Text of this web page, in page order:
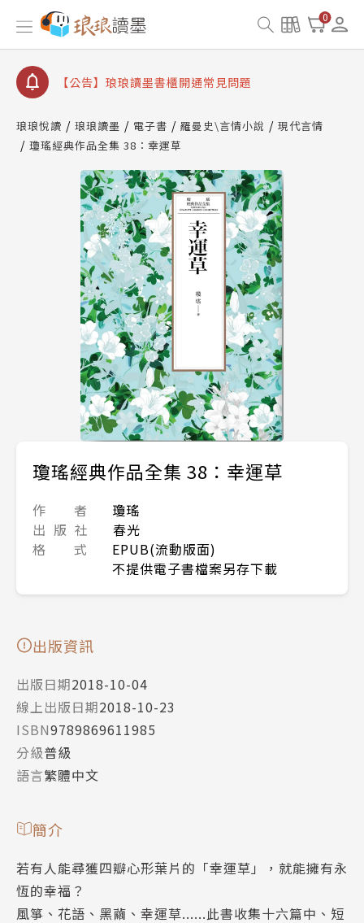
0
【公告】因 Readmoo 讀墨系統維護中，本站同步暫
停部分閱讀服務
【公告】琅琅讀墨數位閱讀資產合併與書櫃開通申請
【公告】琅琅讀墨書櫃開通常見問題
請圖文教學
【公告】琅琅書店服務升級重要說明及資產合併結果
查詢
【公告】因 Readmoo 讀墨系統維護中，本站同步暫
停部分閱讀服務
琅琅悅讀 琅琅讀墨 電子書 羅曼史\言情小說
現代言情
瓊瑤經典作品全集 38：幸運草
瓊瑤經典作品全集 38：幸運草
作 者
瓊瑤
出 版 社
春光
格 式
EPUB(流動版面)
不提供電子書檔案另存下載
出版資訊
出版日期2018-10-04
線上出版日期2018-10-23
ISBN9789869611985
分級普級
語言繁體中文
簡介
若有人能尋獲四瓣心形葉片的「幸運草」，就能擁有永
恆的幸福？
風箏、花語、黑繭、幸運草......此書收集十六篇中、短